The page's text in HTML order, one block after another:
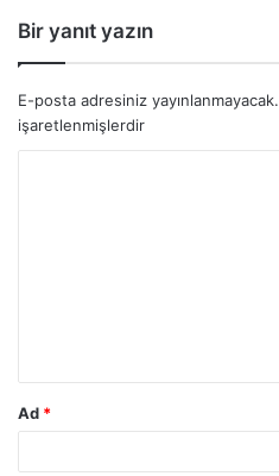
Bir yanıt yazın
E-posta adresiniz yayınlanmayacak.
işaretlenmişlerdir
Ad *